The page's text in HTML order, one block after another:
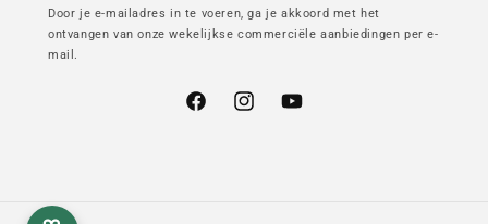
Door je e-mailadres in te voeren, ga je akkoord met het
ontvangen van onze wekelijkse commerciële aanbiedingen per e-
mail.
FacebookInstagramYouTube